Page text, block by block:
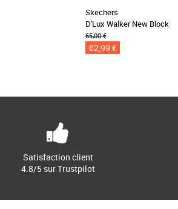
Skechers
D'Lux Walker New Block
65,00 €
62,99 €
Satisfaction client
4.8/5 sur Trustpilot